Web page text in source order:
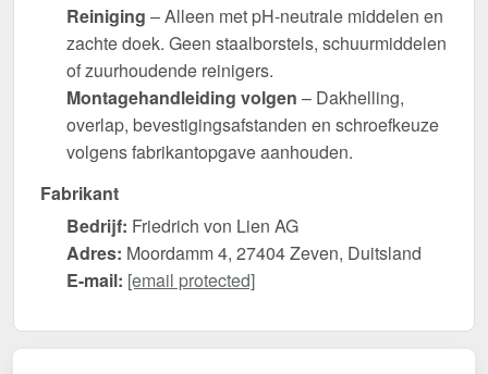
Reiniging – Alleen met pH-neutrale middelen en
zachte doek. Geen staalborstels, schuurmiddelen
of zuurhoudende reinigers.
Montagehandleiding volgen – Dakhelling,
overlap, bevestigingsafstanden en schroefkeuze
volgens fabrikantopgave aanhouden.
Fabrikant
Bedrijf: Friedrich von Lien AG
Adres: Moordamm 4, 27404 Zeven, Duitsland
E-mail: [email protected]